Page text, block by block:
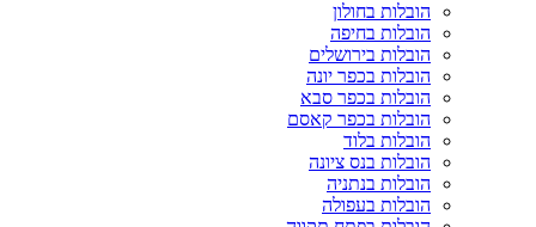
הובלות בחולון
הובלות בחיפה
הובלות בירושלים
הובלות בכפר יונה
הובלות בכפר סבא
הובלות בכפר קאסם
הובלות בלוד
הובלות בנס ציונה
הובלות בנתניה
הובלות בעפולה